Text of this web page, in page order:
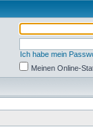
Ich habe mein
Meinen Online-